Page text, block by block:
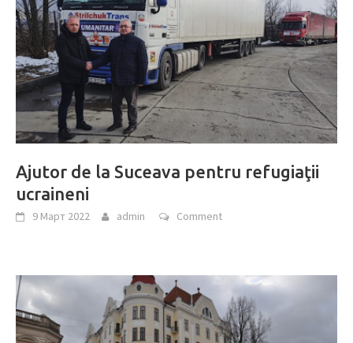
Ajutor de la Suceava pentru refugiaţii
ucraineni
9 Март 2022 admin Comment